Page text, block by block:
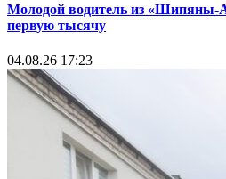
Молодой водитель из «Шипяны-
первую тысячу
04.08.26 17:23